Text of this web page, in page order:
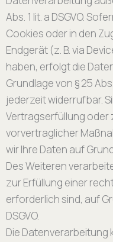
Abs. 1 lit. a DSGVO.
Cookies oder in den
Endgerät (z. B. via
haben, erfolgt die
Grundlage von § 25
jederzeit widerrufbar.
Vertragserfüllung oder
vorvertraglicher
wir Ihre Daten auf
Des Weiteren
zur Erfüllung einer
erforderlich sind, auf
DSGVO.
Die Datenverarbeitung